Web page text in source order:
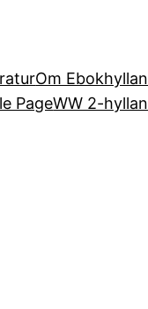
Om Ebokhyllan
PageWW 2-hyllan